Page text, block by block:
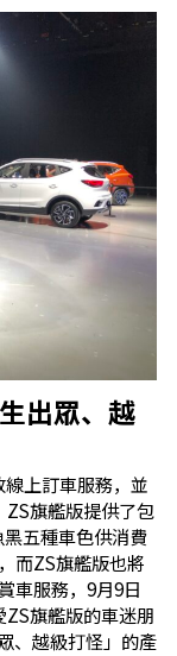
出眾、越
上訂車服務，並
旗艦版提供了包
五種車色供消費
而ZS旗艦版也將
車服務，9月9日
旗艦版的車迷朋
、越級打怪」的產